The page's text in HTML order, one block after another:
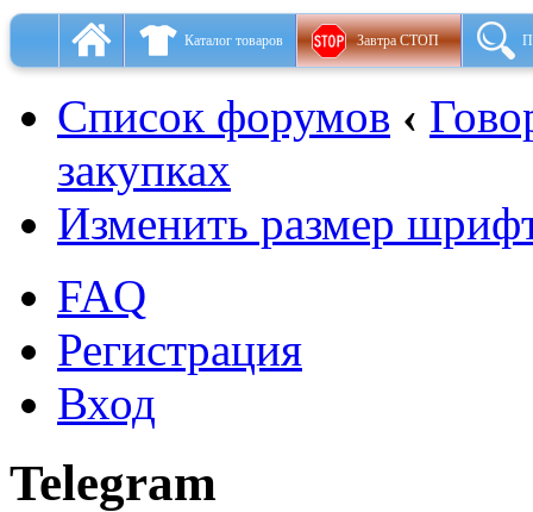
Каталог товаров Завтра СТОП
Список форумов ‹
закупках
Изменить размер
FAQ
Регистрация
Вход
Telegram